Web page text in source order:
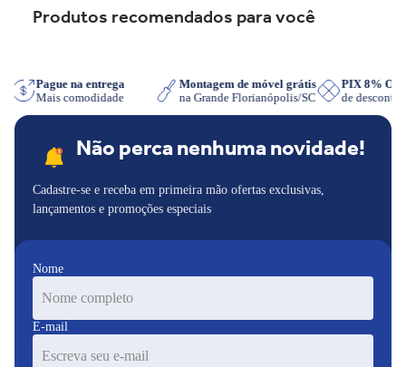
Produtos recomendados para você
Pague na entrega
Mais comodidade
Montagem de móvel grátis
na Grande Florianópolis/SC
PIX 8%
de desconto
Não perca nenhuma novidade!
Cadastre-se e receba em primeira mão ofertas exclusivas,
lançamentos e promoções especiais
Nome
E-mail